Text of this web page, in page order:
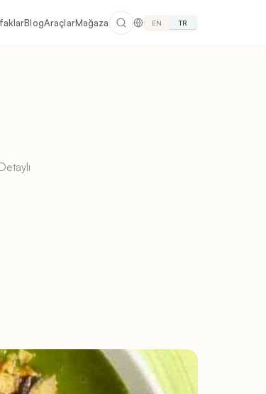
BlogAraçlarMağaza EN TR